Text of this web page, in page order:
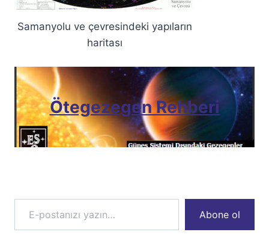
Samanyolu ve çevresindeki yapıların
haritası
Ötegezegen Rehberi
E-postanızı yazın…
Abone ol